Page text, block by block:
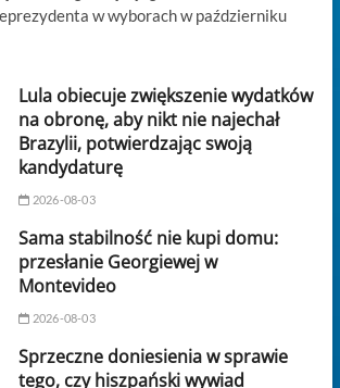
w wyborach w październiku
Lula obiecuje zwiększenie wydatków
na obronę, aby nikt nie najechał
Brazylii, potwierdzając swoją
kandydaturę
2026-08-03
Sama stabilność nie kupi domu:
przesłanie Georgiewej w
Montevideo
2026-08-03
Sprzeczne doniesienia w sprawie
tego, czy hiszpański wywiad